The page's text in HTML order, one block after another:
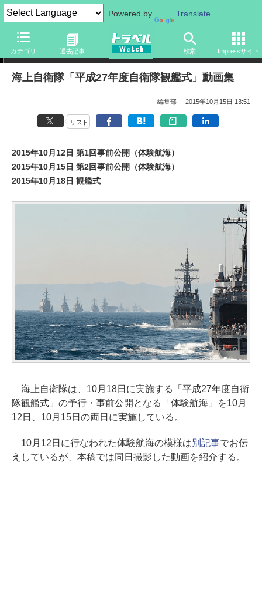
Powered by Translate
カテゴリ 過去記事 検索 Impressサイト
ニュース
海上自衛隊「平成27年度自衛隊観艦式」動画集
編集部 2015年10月15日 13:51
リスト
2015年10月12日 第1回事前公開（体験航海）
2015年10月15日 第2回事前公開（体験航海）
2015年10月18日 観艦式
海上自衛隊は、10月18日に実施する「平成27年度自衛
隊観艦式」の予行・事前公開となる「体験航海」を10月
12日、10月15日の両日に実施している。
10月12日に行なわれた体験航海の模様は別記事でお伝
えしているが、本稿では同日撮影した動画を紹介する。